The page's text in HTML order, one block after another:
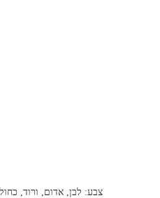
צבע: לבן, אדום, ורוד,